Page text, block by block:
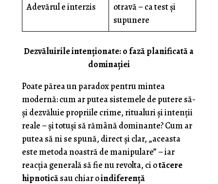
Adevărul e interzis
otravă – ca test și
supunere
Dezvăluirile intenţionate: o fază planificată a
dominației
Poate părea un paradox pentru mintea
modernă: cum ar putea sistemele de putere să-
și dezvăluie propriile crime, ritualuri și intenții
reale – și totuși să rămână dominante? Cum ar
putea să ni se spună, direct și clar, „aceasta
este metoda noastră de manipulare” – iar
reacția generală să fie nu revolta, ci otăcere
hipnoticăsau chiar oindiferență